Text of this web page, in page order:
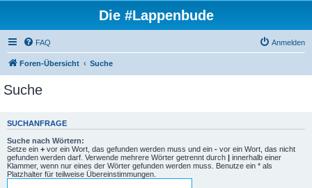
Die #Lappenbude
FAQ Anmelden
Foren-Übersicht Suche
Suche
SUCHANFRAGE
Suche nach Wörtern:
Setze ein + vor ein Wort, das gefunden werden muss und ein - vor ein Wort, das nicht
gefunden werden darf. Verwende mehrere Wörter getrennt durch | innerhalb einer
Klammer, wenn nur eines der Wörter gefunden werden muss. Benutze ein * als
Platzhalter für teilweise Übereinstimmungen.